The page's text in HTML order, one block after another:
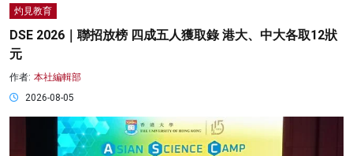
灼見教育
DSE 2026｜聯招放榜 四成五人獲取錄 港大、中大各取12狀
元
作者: 本社編輯部
2026-08-05